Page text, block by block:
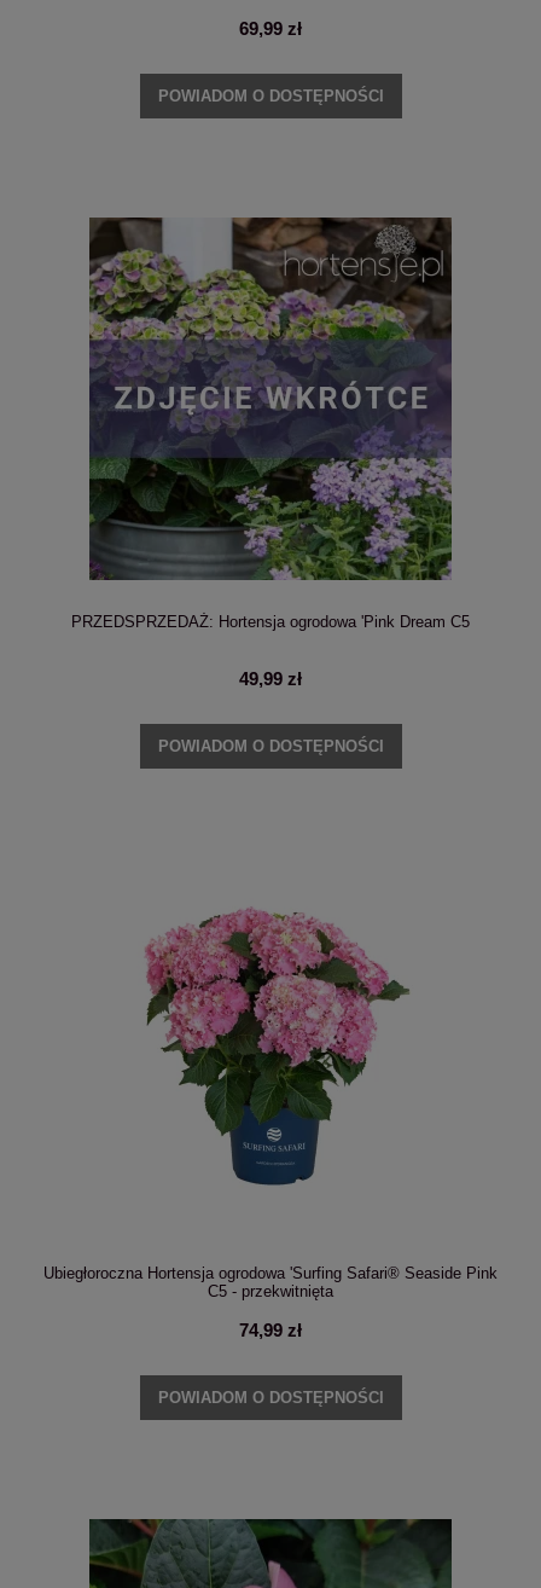
69,99 zł
POWIADOM O DOSTĘPNOŚCI
PRZEDSPRZEDAŻ: Hortensja ogrodowa 'Pink Dream C5
49,99 zł
POWIADOM O DOSTĘPNOŚCI
Ubiegłoroczna Hortensja ogrodowa 'Surfing Safari® Seaside Pink
C5 - przekwitnięta
74,99 zł
POWIADOM O DOSTĘPNOŚCI